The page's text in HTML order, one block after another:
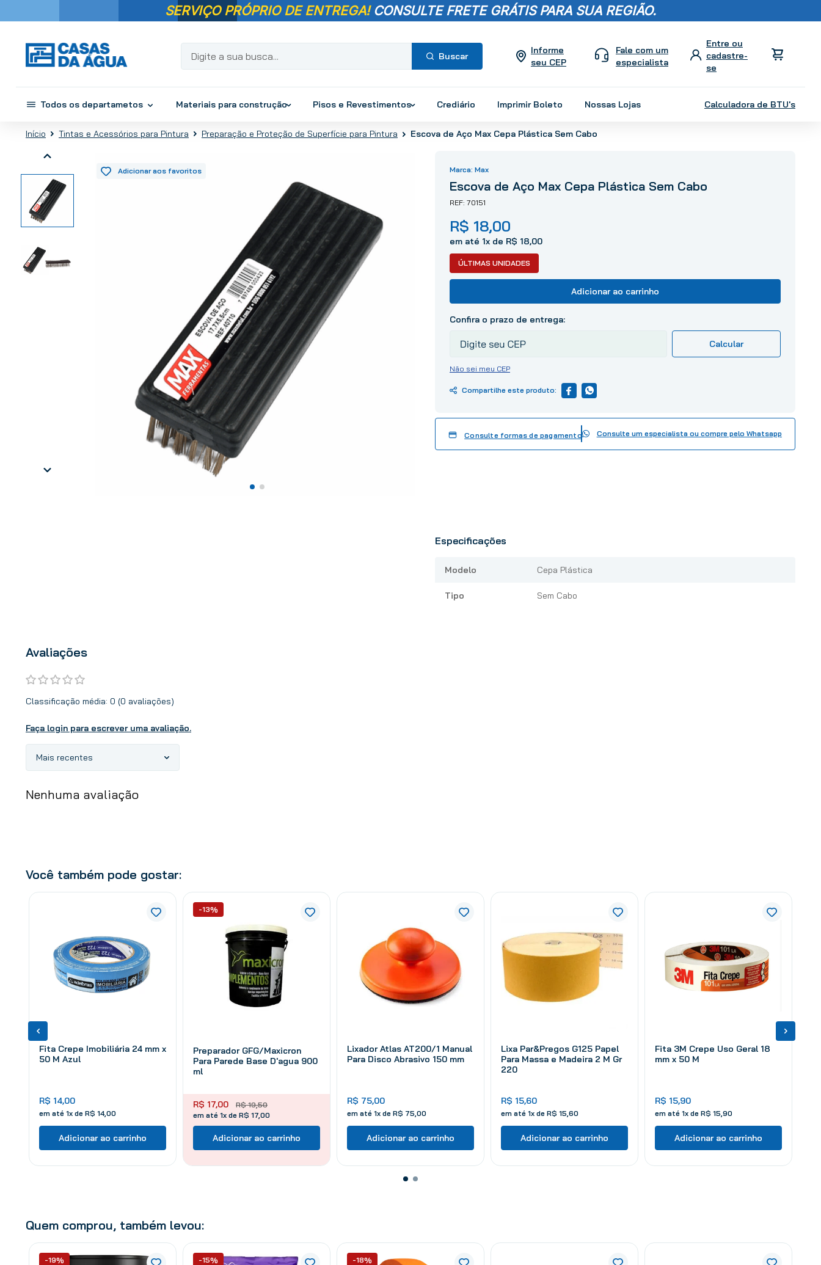
SERVIÇO PRÓPRIO DE ENTREGA! CONSULTE FRETE GRÁTIS PARA SUA REGIÃO.
Digite a sua busca...
Informe
seu CEP
Fale com um
especialista
Todos os departametos Materiais para construção Pisos e Revestimentos Crediário Imprimir Boleto Nossas Lojas Calculadora de BTU's
Tintas e Acessórios para Pintura Preparação e Proteção de Superfície para Pintura Escova de Aço Max Cepa Plástica Sem Cabo
Max
Escova de Aço Max Cepa Plástica Sem Cabo
70151
R$ 18,00
em até 1x de R$ 18,00
ÚLTIMAS UNIDADES
Adicionar ao carrinho
Não sei meu CEP
Consulte formas de pagamento Consulte um especialista ou compre pelo Whatsapp
Especificações
Modelo Cepa Plástica
Tipo Sem Cabo
Avaliações
Classificação média: 0 (0 avaliações)
Faça login para escrever uma avaliação.
Mais recentes
Nenhuma avaliação
Você também pode gostar:
Fita Crepe Imobiliária 24 mm x
50 M Azul
R$ 14,00
em até 1x de R$ 14,00
Adicionar ao carrinho
Preparador GFG/Maxicron
Para Parede Base D'agua 900
ml
R$ 19,50
R$ 17,00
em até 1x de R$ 17,00
-13%
Adicionar ao carrinho
Lixador Atlas AT200/1 Manual
Para Disco Abrasivo 150 mm
R$ 75,00
em até 1x de R$ 75 00
Adicionar ao carrinho
Lixa Par&Pregos G125 Papel
Para Massa e Madeira 2 M Gr
220
R$ 15,60
em até 1x de R$ 15 60
Adicionar ao carrinho
Fita 3M Crepe Uso Geral 18
mm x 50 M
R$ 15,90
em até 1x de R$ 15 90
Adicionar ao carrinho
Quem comprou, também levou:
-19% -15% -18%
Termos mais
2
porcelanato
revestimento
vaso sanitário
chuveiro